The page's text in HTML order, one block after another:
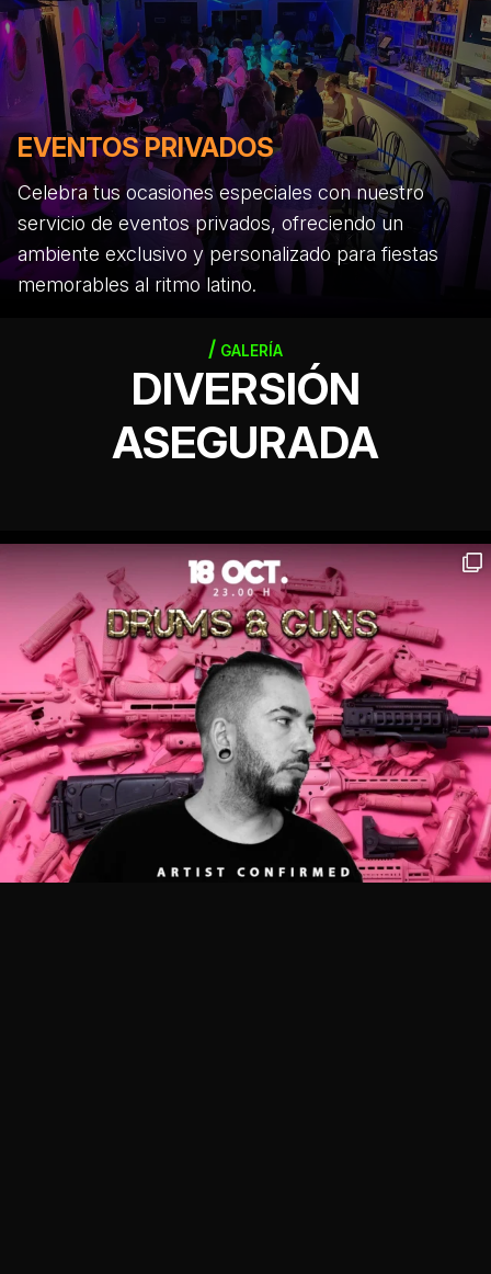
EVENTOS PRIVADOS
Celebra tus ocasiones especiales con nuestro
servicio de eventos privados, ofreciendo un
ambiente exclusivo y personalizado para fiestas
memorables al ritmo latino.
GALERÍA
DIVERSIÓN
ASEGURADA